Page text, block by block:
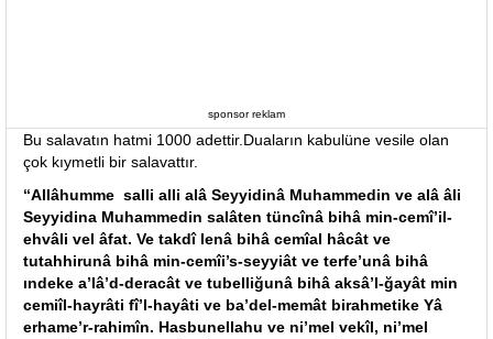
sponsor reklam
Bu salavatın hatmi 1000 adettir.Duaların kabulüne vesile olan
çok kıymetli bir salavattır.
“Allâhumme salli alli alâ Seyyidinâ Muhammedin ve alâ âli
Seyyidina Muhammedin salâten tüncînâ bihâ min-cemî’il-
ehvâli vel âfat. Ve takdî lenâ bihâ cemîal hâcât ve
tutahhirunâ bihâ min-cemîi’s-seyyiât ve terfe’unâ bihâ
ındeke a’lâ’d-deracât ve tubelliğunâ bihâ aksâ’l-ğayât min
cemiîl-hayrâti fî’l-hayâti ve ba’del-memât birahmetike Yâ
erhame’r-rahimîn. Hasbunellahu ve ni’mel vekîl, ni’mel